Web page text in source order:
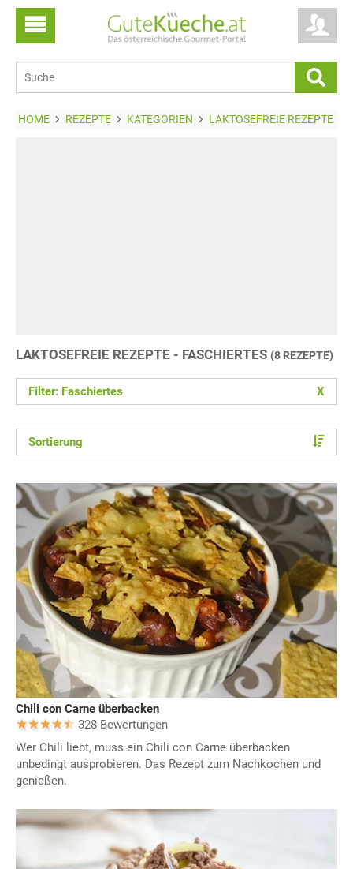
HOME REZEPTE KATEGORIEN LAKTOSEFREIE REZEPTE
LAKTOSEFREIE REZEPTE - FASCHIERTES (8 REZEPTE)
Filter: Faschiertes X
Sortierung
Chili con Carne überbacken
328 Bewertungen
Wer Chili liebt, muss ein Chili con Carne überbacken
unbedingt ausprobieren. Das Rezept zum Nachkochen und
genießen.